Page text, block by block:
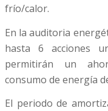
frío/calor.
En la auditoria
hasta 6 acciones
permitirán un
consumo de energía
El periodo de